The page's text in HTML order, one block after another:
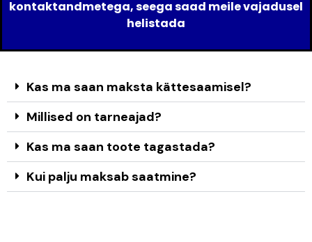
kontaktandmetega, seega saad meile vajadusel
helistada
Kas ma saan maksta kättesaamisel?
Millised on tarneajad?
Kas ma saan toote tagastada?
Kui palju maksab saatmine?